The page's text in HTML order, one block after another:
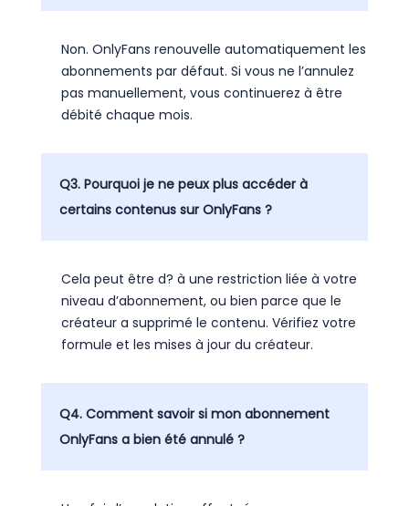
Non. OnlyFans renouvelle automatiquement les
abonnements par défaut. Si vous ne l’annulez
pas manuellement, vous continuerez à être
débité chaque mois.
Q3. Pourquoi je ne peux plus accéder à
certains contenus sur OnlyFans ?
Cela peut être d? à une restriction liée à votre
niveau d’abonnement, ou bien parce que le
créateur a supprimé le contenu. Vérifiez votre
formule et les mises à jour du créateur.
Q4. Comment savoir si mon abonnement
OnlyFans a bien été annulé ?